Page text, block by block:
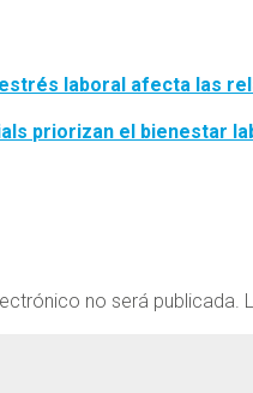
laboral afecta las
priorizan el bienestar
no será publicada.